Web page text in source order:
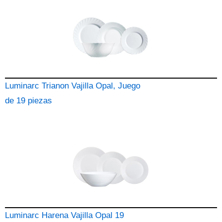
Luminarc Trianon Vajilla Opal, Juego
de 19 piezas
Luminarc Harena Vajilla Opal 19